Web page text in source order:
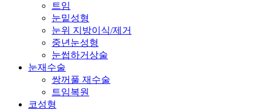
트임
눈밑성형
눈위 지방이식/제거
중년눈성형
눈썹하거상술
눈재수술
쌍꺼풀 재수술
트임복원
코성형